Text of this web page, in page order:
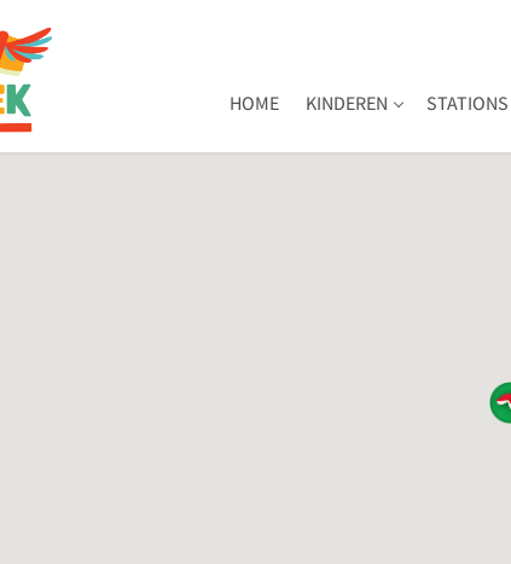
HOME KINDEREN STATIONS